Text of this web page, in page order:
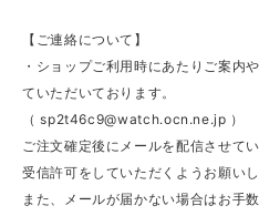
【ご連絡について】
・ショップご利用時にあたりご案内
ていただいております。
（sp2t46c9@watch.ocn.ne.jp ）
ご注文確定後にメールを配信させて
受信許可をしていただくようお願いし
また、メールが届かない場合はお手